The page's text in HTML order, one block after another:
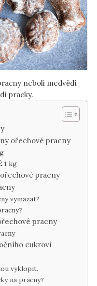
neboli medvědí
pracky.
ořechové pracny
1 kg
pracny
vymazat?
pracny
cukroví
vyklopit.
na pracny?